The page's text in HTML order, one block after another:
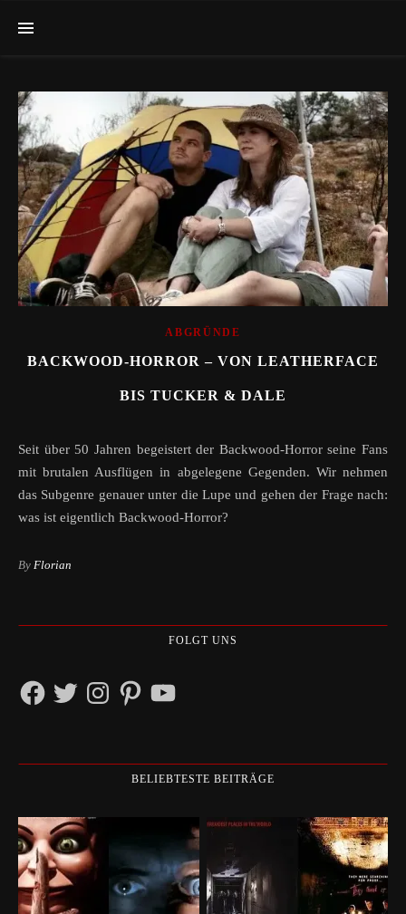
ABGRÜNDE
BACKWOOD-HORROR – VON LEATHERFACE
BIS TUCKER & DALE
Seit über 50 Jahren begeistert der Backwood-Horror seine Fans
mit brutalen Ausflügen in abgelegene Gegenden. Wir nehmen
das Subgenre genauer unter die Lupe und gehen der Frage nach:
was ist eigentlich Backwood-Horror?
By Florian
FOLGT UNS
FacebookTwitterInstagramPinterestYouTube
BELIEBTESTE BEITRÄGE